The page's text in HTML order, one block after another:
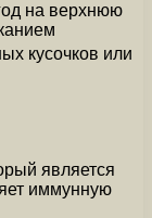
на верхнюю
кусочков или
является
иммунную